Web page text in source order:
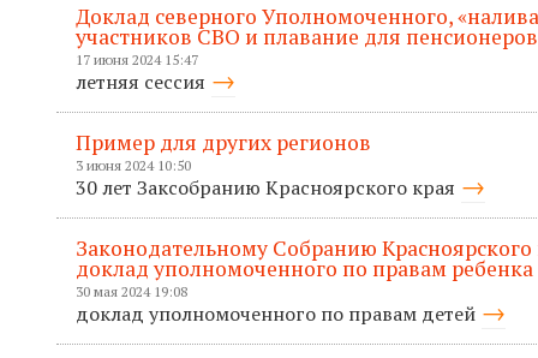
Доклад северного Уполномоченного,
участников СВО и плавание для пенсионеров
17 июня 2024 15:47
летняя сессия
Пример для других регионов
3 июня 2024 10:50
30 лет Заксобранию Красноярского края
Законодательному Собранию
доклад уполномоченного по правам ребенка
30 мая 2024 19:08
доклад уполномоченного по правам детей